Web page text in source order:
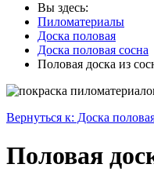
Вы здесь:
Пиломатериалы
Доска половая
Доска половая сосна
Половая доска из
Вернуться к: Доска
Половая